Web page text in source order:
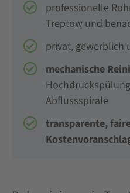
professionelle
Treptow und
privat, gewerblich
mechanische
Abflussspirale
transparente,